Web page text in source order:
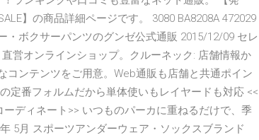
】の商品詳細ページです。 3080 BA8208A 472029
・ボクサーパンツのグンゼ公式通販 2015/12/09 セレ
営オンラインショップ。クルーネック: 店舗情報か
コンテンツをご用意。Web通販も店舗と共通ポイン
定番フォルムだから単体使いもレイヤードも対応 <<
ディネート>> いつものパーカに重ねるだけで、季
5月 スポーツアンダーウェア・ソックスブランド